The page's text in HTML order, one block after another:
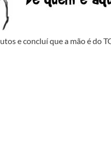
e concluí que a mão é do